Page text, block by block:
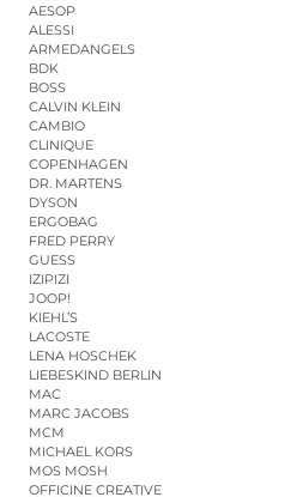
AESOP
ALESSI
ARMEDANGELS
BDK
BOSS
CALVIN KLEIN
CAMBIO
CLINIQUE
COPENHAGEN
DR. MARTENS
DYSON
ERGOBAG
FRED PERRY
GUESS
IZIPIZI
JOOP!
KIEHL’S
LACOSTE
LENA HOSCHEK
LIEBESKIND BERLIN
MAC
MARC JACOBS
MCM
MICHAEL KORS
MOS MOSH
OFFICINE CREATIVE